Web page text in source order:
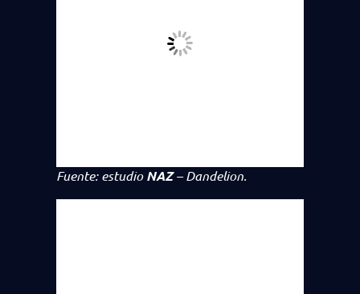
Fuente: estudioNAZ–Dandelion.